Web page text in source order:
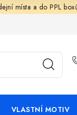
místa a do PPL
osobních údajů
VLASTNÍ MOTIV